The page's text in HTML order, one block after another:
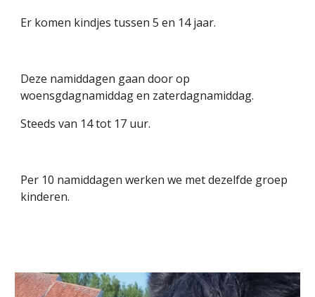
Er komen kindjes tussen 5 en 14 jaar.
Deze namiddagen gaan door op
woensgdagnamiddag en zaterdagnamiddag.
Steeds van 14 tot 17 uur.
Per 10 namiddagen werken we met dezelfde groep
kinderen.